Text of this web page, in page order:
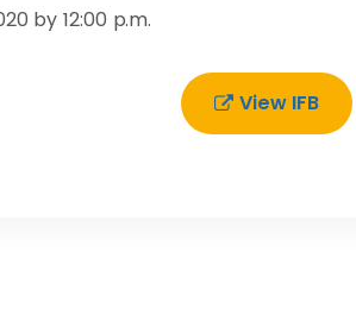
by 12:00 p.m.
View IFB